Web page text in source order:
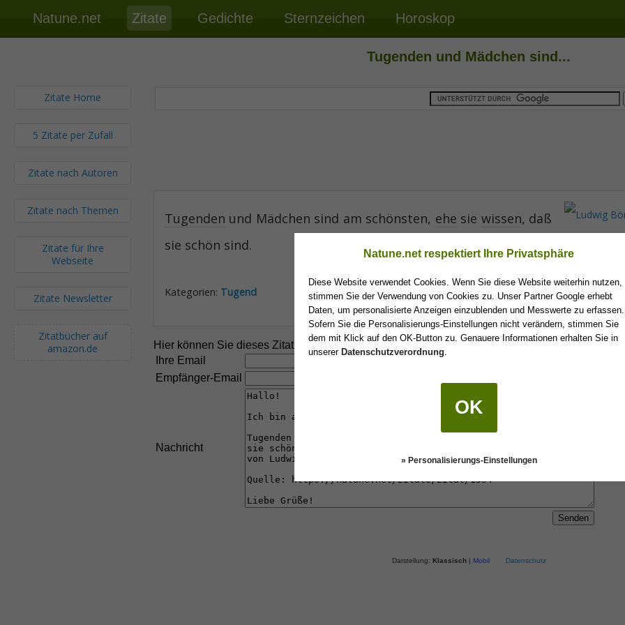
Natune.net Zitate Gedichte Sternzeichen Horoskop
Tugenden und Mädchen sind...
Zitate Home
5 Zitate per Zufall
Zitate nach Autoren
Zitate nach Themen
Zitate für Ihre
Webseite
Zitate Newsletter
Zitatbücher auf
amazon.de
Tugenden und Mädchen sind am schönsten, ehe sie wissen, daß
sie schön sind.
Kategorien: Tugend
Hier können Sie dieses Zitat an einen Freund oder an sich selbst senden.
Ihre Email
Empfänger-Email
Nachricht
Darstellung: Klassisch| Mobil Datenschutz
Natune.net respektiert Ihre Privatsphäre
Diese Website verwendet Cookies. Wenn Sie diese Website weiterhin nutzen,
stimmen Sie der Verwendung von Cookies zu. Unser Partner Google erhebt
Daten, um personalisierte Anzeigen einzublenden und Messwerte zu erfassen.
Sofern Sie die Personalisierungs-Einstellungen nicht verändern, stimmen Sie
dem mit Klick auf den OK-Button zu. Genauere Informationen erhalten Sie in
unserer Datenschutzverordnung.
OK
» Personalisierungs-Einstellungen